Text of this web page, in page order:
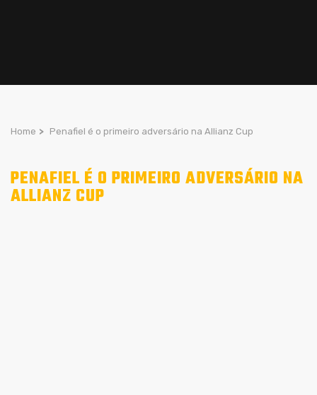
Home > Penafiel é o primeiro adversário na Allianz Cup
PENAFIEL É O PRIMEIRO ADVERSÁRIO NA
ALLIANZ CUP